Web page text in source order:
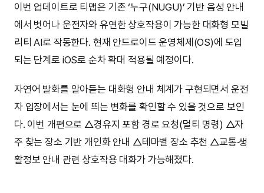
이번 업데이트로 티맵은 기존 ‘누구(NUGU)’ 기반 음성 안내
에서 벗어나 운전자와 유연한 상호작용이 가능한 대화형 모빌
리티 AI로 작동한다. 현재 안드로이드 운영체제(OS)에 도입
되는 단계로 iOS로 순차 확대 적용될 예정이다.
자연어 발화를 알아듣는 대화형 안내 체계가 구현되면서 운전
자 입장에서는 눈에 띄는 변화를 확인할 수 있을 것으로 보인
다. 이번 개편으로 △경유지 포함 경로 요청(멀티 명령) △자
주 찾는 장소 기반 개인화 안내 △테마별 장소 추천 △교통·생
활정보 안내 관련 상호작용 대화가 가능해졌다.